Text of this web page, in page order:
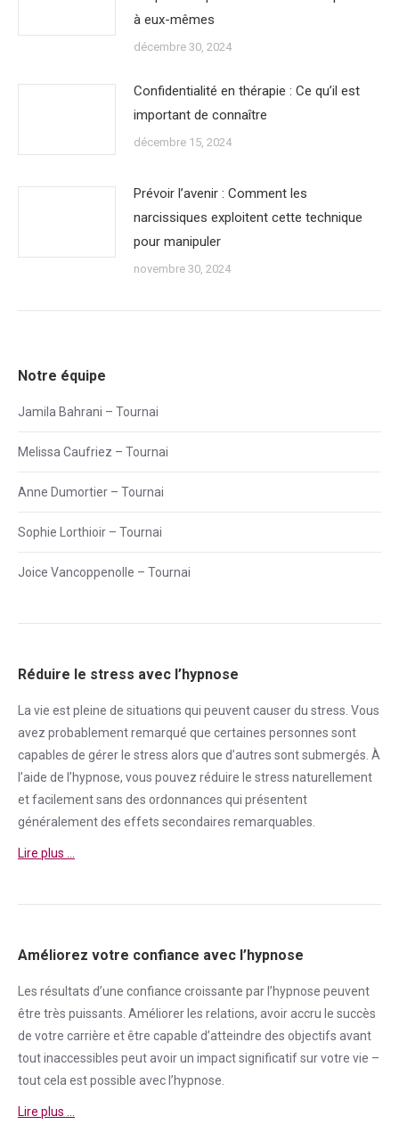
à eux-mêmes
décembre 30, 2024
Confidentialité en thérapie : Ce qu’il est
important de connaître
décembre 15, 2024
Prévoir l’avenir : Comment les
narcissiques exploitent cette technique
pour manipuler
novembre 30, 2024
Notre équipe
Jamila Bahrani – Tournai
Melissa Caufriez – Tournai
Anne Dumortier – Tournai
Sophie Lorthioir – Tournai
Joice Vancoppenolle – Tournai
Réduire le stress avec l’hypnose
La vie est pleine de situations qui peuvent causer du stress . Vous
avez probablement remarqué que certaines personnes sont
capables de gérer le stress alors que d’autres sont submergés. À
l’aide de l’hypnose, vous pouvez réduire le stress naturellement
et facilement sans des ordonnances qui présentent
généralement des effets secondaires remarquables.
Lire plus …
Améliorez votre confiance avec l’hypnose
Les résultats d’une confiance croissante par l’hypnose peuvent
être très puissants. Améliorer les relations, avoir accru le succès
de votre carrière et être capable d’atteindre des objectifs avant
tout inaccessibles peut avoir un impact significatif sur votre vie –
tout cela est possible avec l’hypnose.
Lire plus …